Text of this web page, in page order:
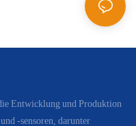
Entwicklung und Produktion
-sensoren, darunter